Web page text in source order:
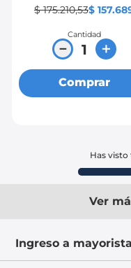
$ 175.210,53$ 157.
Cantidad
＋
－
Comprar
Has
Ver
Ingreso a